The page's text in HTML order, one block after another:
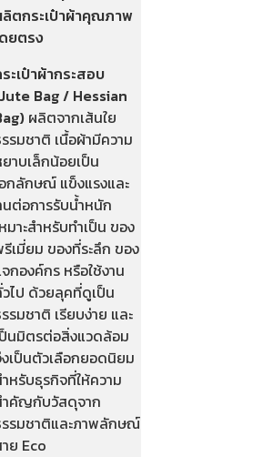
ตกระเป๋าผ้าคุณภาพ
ยตรง
ะเป๋าผ้ากระสอบ
Bag / Hessian
ผลิตจากเส้นใย
รมชาติ เนื้อผ้ามีความ
าบเล็กน้อยเป็น
กลักษณ์ แข็งแรงและ
ต่อการรับน้ำหนัก
มาะสำหรับทำเป็น ของ
เมี่ยม ของที่ระลึก ของ
กองค์กร หรือใช้งาน
ไป ด้วยลุคที่ดูเป็น
รมชาติ เรียบง่าย และ
นมิตรต่อสิ่งแวดล้อม
เป็นตัวเลือกยอดนิยม
หรับธุรกิจที่ให้ความ
คัญกับวัสดุจาก
รมชาติและภาพลักษณ์
ย Eco